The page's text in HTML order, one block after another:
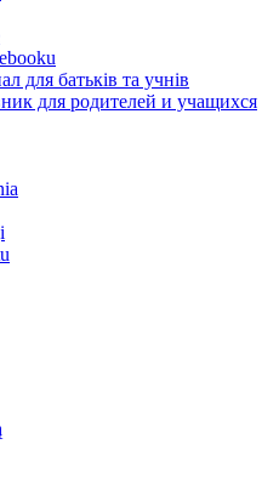
для батьків та учнів
для родителей и учащихся